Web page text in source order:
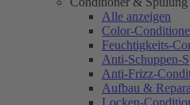
Alle anzeigen
Color-
Feuchtigkeits-
Anti-Schuppen-
Anti-Frizz-
Aufbau &
Locken-